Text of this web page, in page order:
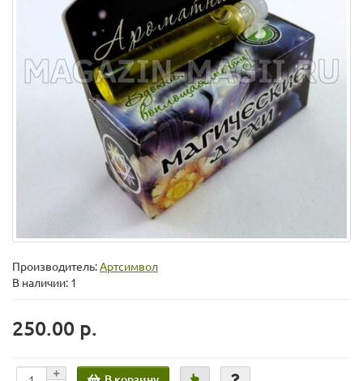
Производитель:Артсимвол
В наличии: 1
250.00 р.